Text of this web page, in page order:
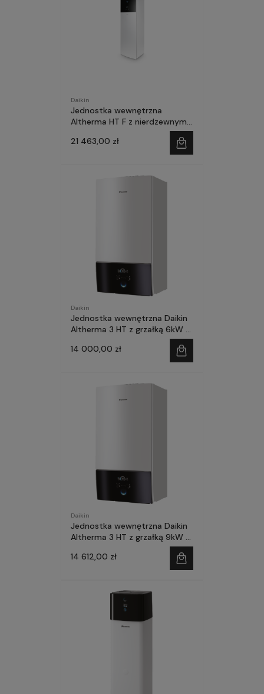
Daikin
Jednostka wewnętrzna
Altherma HT F z nierdzewnym
21 463,00 zł
Daikin
Jednostka wewnętrzna Daikin
Altherma 3 HT z grzałką 6kW (1
14 000,00 zł
Daikin
Jednostka wewnętrzna Daikin
Altherma 3 HT z grzałką 9kW (3
14 612,00 zł